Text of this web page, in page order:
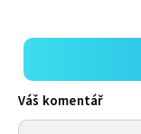
Váš komentář